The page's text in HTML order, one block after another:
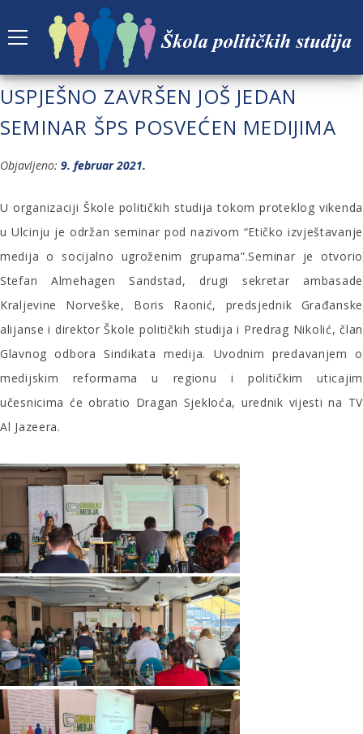
USPJEŠNO ZAVRŠEN JOŠ JEDAN
SEMINAR ŠPS POSVEĆEN MEDIJIMA
Objavljeno: 9. februar 2021.
U organizaciji Škole političkih studija tokom proteklog vikenda
u Ulcinju je održan seminar pod nazivom “Etičko izvještavanje
medija o socijalno ugroženim grupama”.Seminar je otvorio
Stefan Almehagen Sandstad, drugi sekretar ambasade
Kraljevine Norveške, Boris Raonić, predsjednik Građanske
alijanse i direktor Škole političkih studija i Predrag Nikolić, član
Glavnog odbora Sindikata medija. Uvodnim predavanjem o
medijskim reformama u regionu i političkim uticajim
učesnicima će obratio Dragan Sjekloća, urednik vijesti na TV
Al Jazeera.